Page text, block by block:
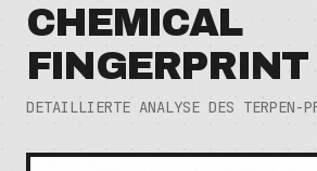
CHEMICAL
FINGERPRINT
DETAILLIERTE ANALYSE DES TERPEN-